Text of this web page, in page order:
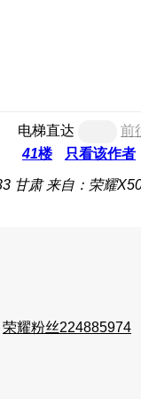
电梯直达
前
41楼 只看该作者
甘肃 来自：荣耀
荣耀粉丝224885974